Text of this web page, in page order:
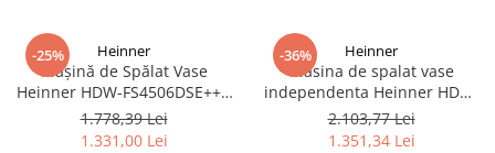
-25% Heinner
Mașină de Spălat Vase
Heinner HDW-FS4506DSE++ -
10 Seturi, 6 Programe, Clasă
Energetică E, Funcție
1.778,39 Lei
1.331,00 Lei
-36% Heinner
Masina de spalat vase
independenta Heinner HDW-
FS6062DSE++, 12 seturi, 6
programe, Clasa E, Pornire
2.103,77 Lei
1.351,34 Lei